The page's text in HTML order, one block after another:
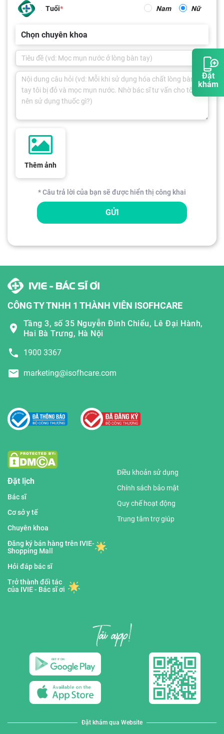
Đặt
khám
Tuổi Nam Nữ
Chọn chuyên khoa
Thêm ảnh
* Câu trả lời của bạn sẽ được hiển thị công khai
GỬI
CÔNG TY TNHH 1 THÀNH VIÊN ISOFHCARE
Tầng 3, số 35 Nguyễn Đình Chiểu, Lê Đại Hành,
Hai Bà Trưng, Hà Nội
1900 3367
marketing@isofhcare.com
Đặt lịch
Bác sĩ
Cơ sở y tế
Chuyên khoa
Đăng ký bán hàng trên IVIE-
Shopping Mall
Hỏi đáp bác sĩ
Trở thành đối tác
của IVIE - Bác sĩ ơi
Điều khoản sử dụng
Chính sách bảo mật
Quy chế hoạt động
Trung tâm trợ giúp
Đặt khám qua Website